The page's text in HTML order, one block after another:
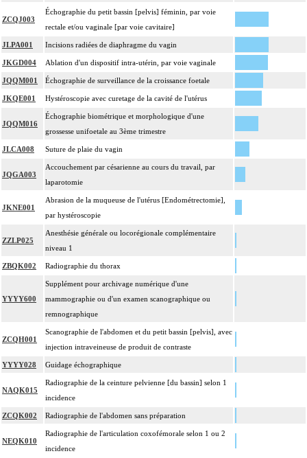
ZCQJ003
Échographie du petit bassin [pelvis] féminin, par voie
rectale et/ou vaginale [par voie cavitaire]
JLPA001 Incisions radiées de diaphragme du vagin
JKGD004 Ablation d'un dispositif intra-utérin, par voie vaginale
JQQM001 Échographie de surveillance de la croissance foetale
JKQE001 Hystéroscopie avec curetage de la cavité de l'utérus
JQQM016
Échographie biométrique et morphologique d'une
grossesse unifoetale au 3ème trimestre
JLCA008 Suture de plaie du vagin
JQGA003
Accouchement par césarienne au cours du travail, par
laparotomie
JKNE001
Abrasion de la muqueuse de l'utérus [Endométrectomie],
par hystéroscopie
ZZLP025
Anesthésie générale ou locorégionale complémentaire
niveau 1
ZBQK002 Radiographie du thorax
YYYY600
Supplément pour archivage numérique d'une
mammographie ou d'un examen scanographique ou
remnographique
ZCQH001
Scanographie de l'abdomen et du petit bassin [pelvis], avec
injection intraveineuse de produit de contraste
YYYY028 Guidage échographique
NAQK015
Radiographie de la ceinture pelvienne [du bassin] selon 1
incidence
ZCQK002 Radiographie de l'abdomen sans préparation
NEQK010
Radiographie de l'articulation coxofémorale selon 1 ou 2
incidence